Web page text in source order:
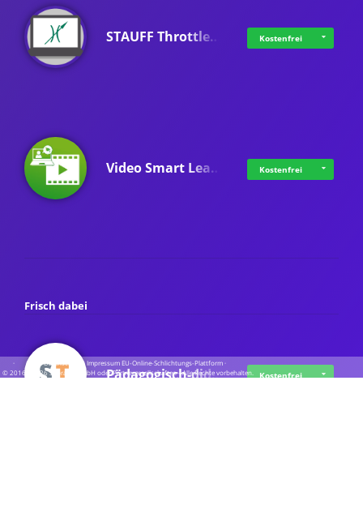
STAUFF Throttle… Kostenfrei
Video Smart Lea… Kostenfrei
Frisch dabei
Pädagogisch-did… Kostenfrei
· · ·Datenschutz ·Impressum EU-Online-Schlichtungs-Plattform·
© 2016 - 2026 SupraTix GmbH oder Partnergesellschaften - Alle Rechte vorbehalten.